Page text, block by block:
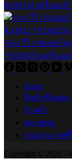
ROM128 เครื่องแ
Vivo วีโว่ Mobileโ
* ROM256 เครื่อง
Home
สินค้าทั้งหมด
ร้านค้า
หมวดหมู่
รวมประกาศ
Copyright © 2026 -